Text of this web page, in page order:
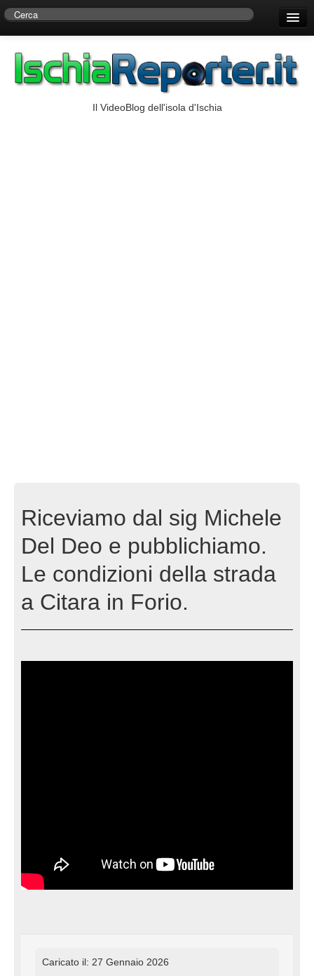
Centro di Ricerche Storiche D’Ambra
Il VideoBlog dell'isola d'Ischia
Riceviamo dal sig Michele
Del Deo e pubblichiamo.
Le condizioni della strada
a Citara in Forio.
Caricato il: 27 Gennaio 2026